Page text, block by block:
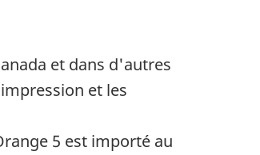
et dans d'autres
et les
5 est importé au